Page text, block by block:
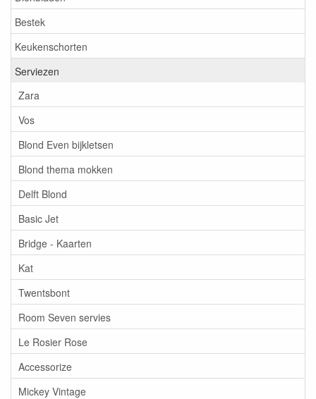
Bestek
Keukenschorten
Serviezen
Zara
Vos
Blond Even bijkletsen
Blond thema mokken
Delft Blond
Basic Jet
Bridge - Kaarten
Kat
Twentsbont
Room Seven servies
Le Rosier Rose
Accessorize
Mickey Vintage